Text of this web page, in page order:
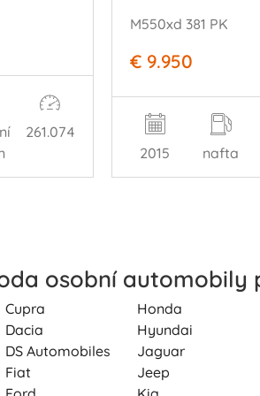
261.074
M550xd 381 PK
€ 9.950
2015 nafta
osobní automobily
Cupra
Dacia
DS Automobiles
Fiat
Honda
Hyundai
Jaguar
Jeep